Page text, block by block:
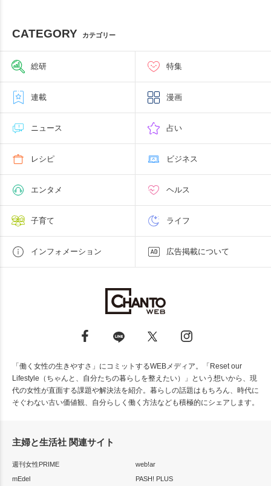
CATEGORY カテゴリー
総研 特集
連載 漫画
ニュース 占い
レシピ ビジネス
エンタメ ヘルス
子育て ライフ
インフォメーション 広告掲載について
「働く女性の生きやすさ」にコミットするWEBメディア。「Reset our
Lifestyle（ちゃんと、自分たちの暮らしを整えたい）」という想いから、現
代の女性が直面する課題や解決法を紹介。暮らしの話題はもちろん、時代に
そぐわない古い価値観、自分らしく働く方法なども積極的にシェアします。
主婦と生活社 関連サイト
週刊女性PRIME
web!ar
mEdel
PASH! PLUS